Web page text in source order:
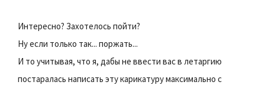
Интересно? Захотелось пойти?
Ну если только так... поржать...
И то учитывая, что я, дабы не ввести вас в летаргию
постаралась написать эту карикатуру максимально с